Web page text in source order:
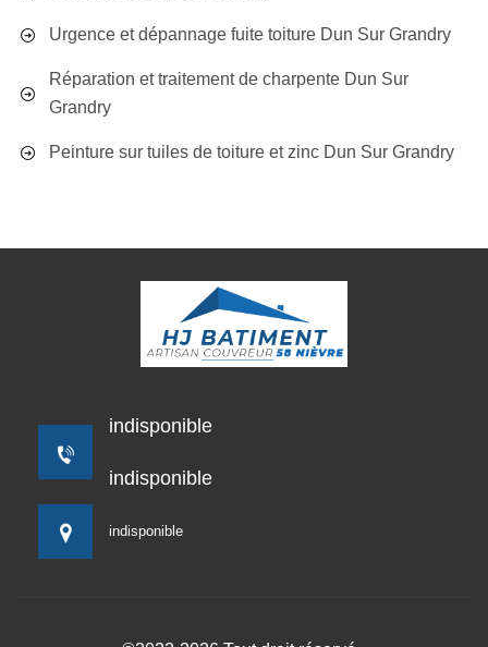
Urgence et dépannage fuite toiture Dun Sur Grandry
Réparation et traitement de charpente Dun Sur
Grandry
Peinture sur tuiles de toiture et zinc Dun Sur Grandry
indisponible
indisponible
indisponible